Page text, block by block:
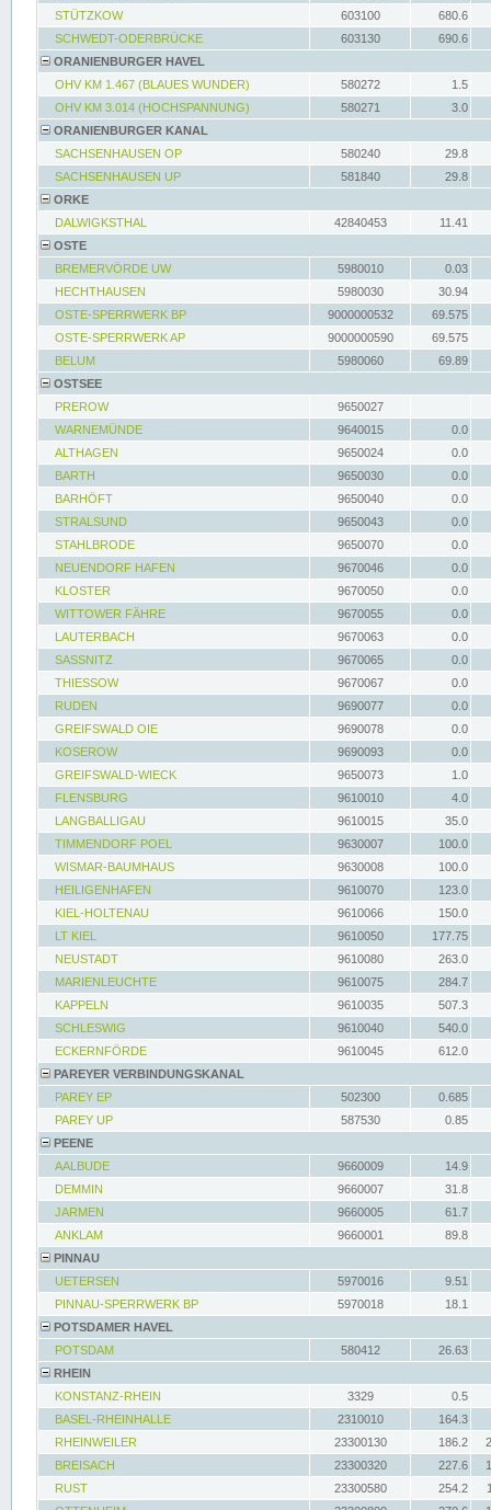
STÜTZKOW
603100
680.6
SCHWEDT-ODERBRÜCKE
603130
690.6
ORANIENBURGER HAVEL
OHV KM 1.467 (BLAUES WUNDER)
580272
1.5
OHV KM 3.014 (HOCHSPANNUNG)
580271
3.0
ORANIENBURGER KANAL
SACHSENHAUSEN OP
580240
29.8
SACHSENHAUSEN UP
581840
29.8
ORKE
DALWIGKSTHAL
42840453
11.41
OSTE
BREMERVÖRDE UW
5980010
0.03
HECHTHAUSEN
5980030
30.94
OSTE-SPERRWERK BP
9000000532
69.575
OSTE-SPERRWERK AP
9000000590
69.575
BELUM
5980060
69.89
OSTSEE
PREROW
9650027
WARNEMÜNDE
9640015
0.0
ALTHAGEN
9650024
0.0
BARTH
9650030
0.0
BARHÖFT
9650040
0.0
STRALSUND
9650043
0.0
STAHLBRODE
9650070
0.0
NEUENDORF HAFEN
9670046
0.0
KLOSTER
9670050
0.0
WITTOWER FÄHRE
9670055
0.0
LAUTERBACH
9670063
0.0
SASSNITZ
9670065
0.0
THIESSOW
9670067
0.0
RUDEN
9690077
0.0
GREIFSWALD OIE
9690078
0.0
KOSEROW
9690093
0.0
GREIFSWALD-WIECK
9650073
1.0
FLENSBURG
9610010
4.0
LANGBALLIGAU
9610015
35.0
TIMMENDORF POEL
9630007
100.0
WISMAR-BAUMHAUS
9630008
100.0
HEILIGENHAFEN
9610070
123.0
KIEL-HOLTENAU
9610066
150.0
LT KIEL
9610050
177.75
NEUSTADT
9610080
263.0
MARIENLEUCHTE
9610075
284.7
KAPPELN
9610035
507.3
SCHLESWIG
9610040
540.0
ECKERNFÖRDE
9610045
612.0
PAREYER VERBINDUNGSKANAL
PAREY EP
502300
0.685
PAREY UP
587530
0.85
PEENE
AALBUDE
9660009
14.9
DEMMIN
9660007
31.8
JARMEN
9660005
61.7
ANKLAM
9660001
89.8
PINNAU
UETERSEN
5970016
9.51
PINNAU-SPERRWERK BP
5970018
18.1
POTSDAMER HAVEL
POTSDAM
580412
26.63
RHEIN
KONSTANZ-RHEIN
3329
0.5
BASEL-RHEINHALLE
2310010
164.3
RHEINWEILER
23300130 186.2
BREISACH
23300320 227.6
RUST
23300580 254.2